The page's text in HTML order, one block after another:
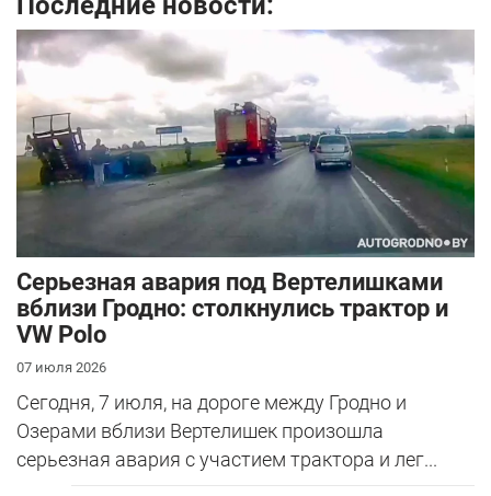
Серьезная авария под Вертелишками
вблизи Гродно: столкнулись трактор и
VW Polo
07 июля 2026
Сегодня, 7 июля, на дороге между Гродно и
Озерами вблизи Вертелишек произошла
серьезная авария с участием трактора и лег...